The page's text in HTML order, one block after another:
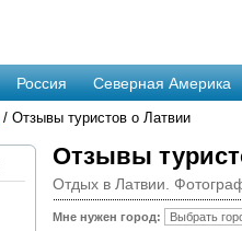
Россия Северная Америка
/ Отзывы туристов о Латвии
Отзывы
Отдых в Латвии.
Мне нужен город: